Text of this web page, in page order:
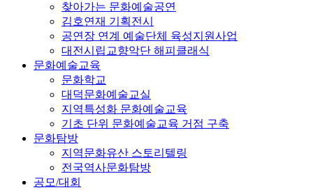
찾아가는 문화예술공연
김호연재 기획전시
공연장 연계 예술단체 육성지원사업
대전시립교향악단 해피클래식
문화예술교육
문화학교
대덕문화예술교실
지역특성화 문화예술교육
기초 단위 문화예술교육 거점 구축
문화탐방
지역문화유산 스토리텔링
전국역사문화탐방
공모/대회